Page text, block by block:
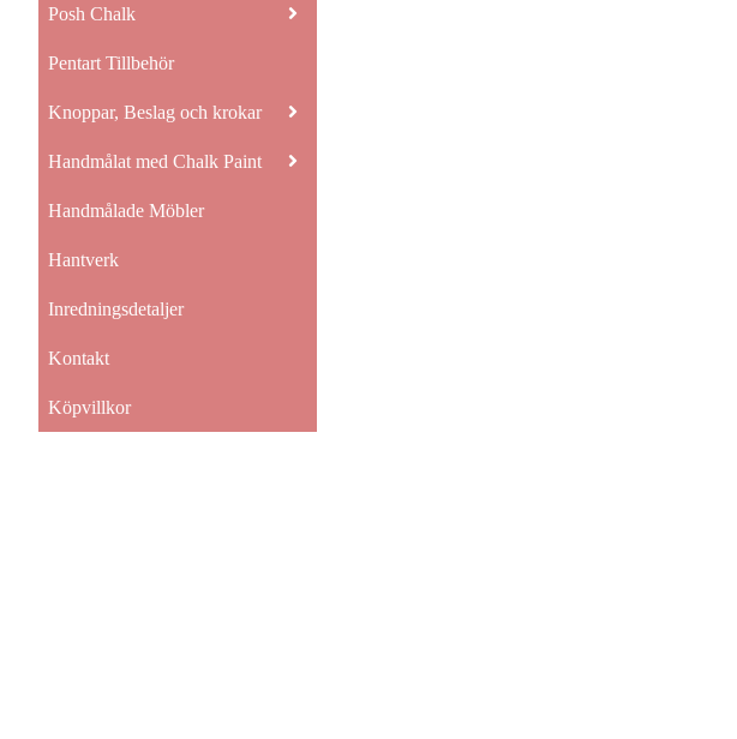
Posh Chalk
Pentart Tillbehör
Knoppar, Beslag och krokar
Handmålat med Chalk Paint
Handmålade Möbler
Hantverk
Inredningsdetaljer
Kontakt
Köpvillkor